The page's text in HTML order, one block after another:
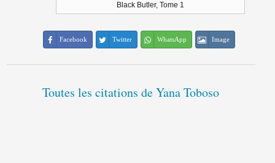
Black Butler, Tome 1
Facebook Twitter WhatsApp Image
Toutes les citations de Yana Toboso